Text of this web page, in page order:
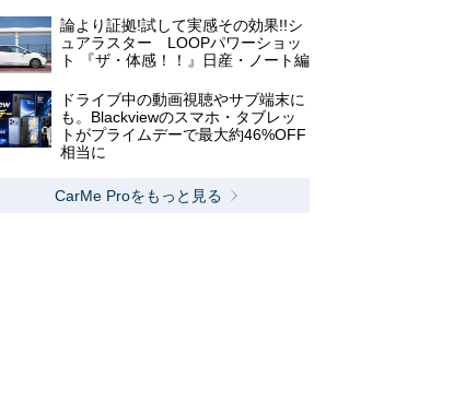
論より証拠!試して実感その効果!!シ
ュアラスター LOOPパワーショッ
ト 『ザ・体感！！』日産・ノート編
ドライブ中の動画視聴やサブ端末に
も。Blackviewのスマホ・タブレッ
トがプライムデーで最大約46%OFF
相当に
CarMe Proをもっと見る